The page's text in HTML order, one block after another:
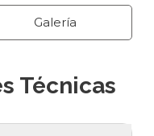
Galería
Técnicas